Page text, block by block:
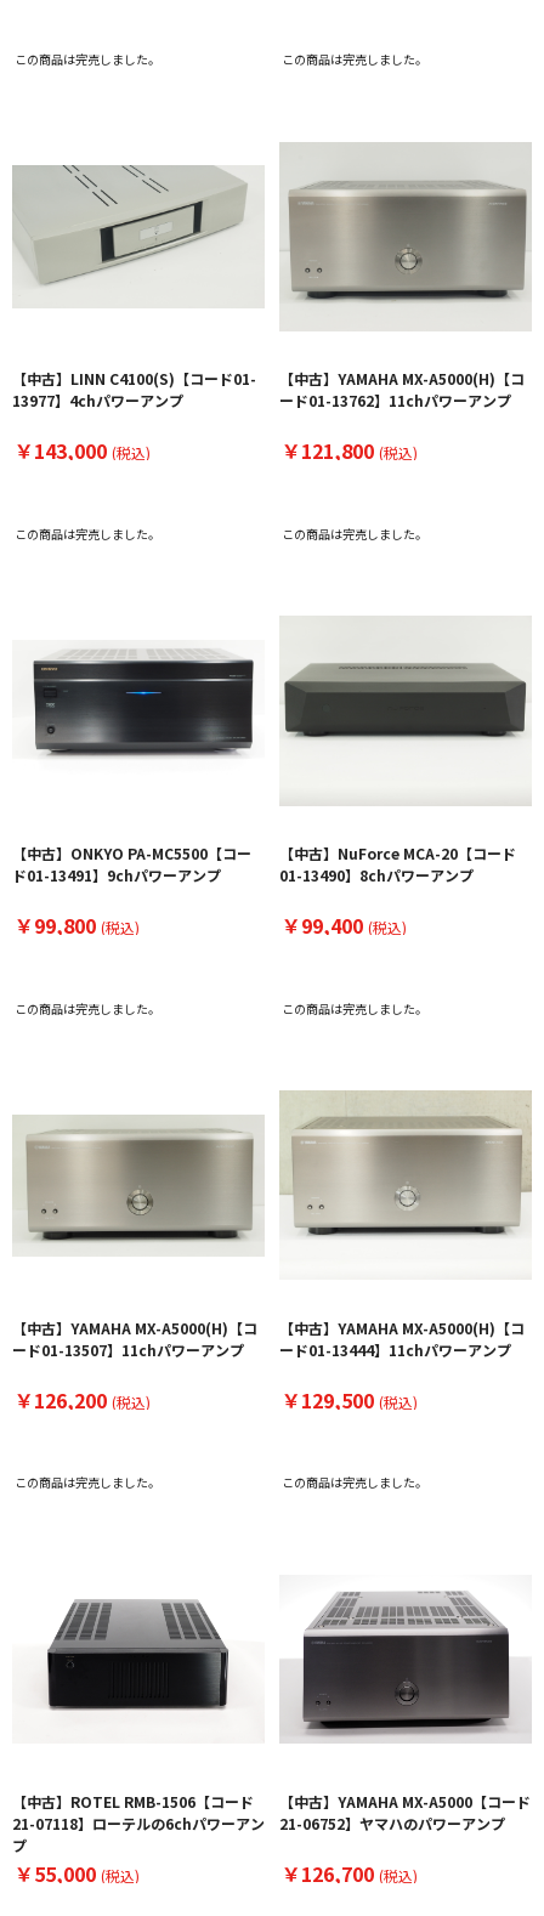
この商品は完売しました。 この商品は完売しました。
【中古】LINN C4100(S)【コード01-
13977】4chパワーアンプ
￥143,000 (税込)
この商品は完売しました。
【中古】YAMAHA MX-A5000(H)【コ
ード01-13762】11chパワーアンプ
￥121,800 (税込)
この商品は完売しました。
【中古】ONKYO PA-MC5500【コー
ド01-13491】9chパワーアンプ
￥99,800 (税込)
この商品は完売しました。
【中古】NuForce MCA-20【コード
01-13490】8chパワーアンプ
￥99,400 (税込)
この商品は完売しました。
【中古】YAMAHA MX-A5000(H)【コ
ード01-13507】11chパワーアンプ
￥126,200 (税込)
この商品は完売しました。
【中古】YAMAHA MX-A5000(H)【コ
ード01-13444】11chパワーアンプ
￥129,500 (税込)
この商品は完売しました。
【中古】ROTEL RMB-1506【コード
21-07118】ローテルの6chパワーアン
プ
￥55,000 (税込)
【中古】YAMAHA MX-A5000【コード
21-06752】ヤマハのパワーアンプ
￥126,700 (税込)